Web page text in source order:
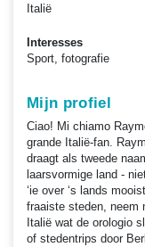
Italië
Interesses
Sport, fotografie
Mijn profiel
Ciao! Mi chiamo
grande Italië-fan.
draagt als tweede
laarsvormige land -
‘ie over ‘s lands
fraaiste steden, neem
Italië wat de orologio
of stedentrips door